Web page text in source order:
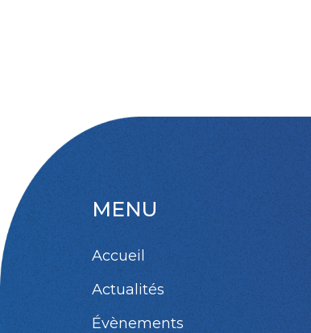
MENU
Accueil
Actualités
Évènements